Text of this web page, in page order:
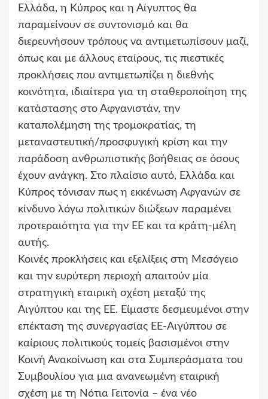
Ελλάδα, η Κύπρος και η Αίγυπτος θα
παραμείνουν σε συντονισμό και θα
διερευνήσουν τρόπους να αντιμετωπίσουν μαζί,
όπως και με άλλους εταίρους, τις πιεστικές
προκλήσεις που αντιμετωπίζει η διεθνής
κοινότητα, ιδιαίτερα για τη σταθεροποίηση της
κατάστασης στο Αφγανιστάν, την
καταπολέμηση της τρομοκρατίας, τη
μεταναστευτική/προσφυγική κρίση και την
παράδοση ανθρωπιστικής βοήθειας σε όσους
έχουν ανάγκη. Στο πλαίσιο αυτό, Ελλάδα και
Κύπρος τόνισαν πως η εκκένωση Αφγανών σε
κίνδυνο λόγω πολιτικών διώξεων παραμένει
προτεραιότητα για την ΕΕ και τα κράτη-μέλη
αυτής.
Κοινές προκλήσεις και εξελίξεις στη Μεσόγειο
και την ευρύτερη περιοχή απαιτούν μία
στρατηγική εταιρική σχέση μεταξύ της
Αιγύπτου και της ΕΕ. Είμαστε δεσμευμένοι στην
επέκταση της συνεργασίας ΕΕ-Αιγύπτου σε
καίριους πολιτικούς τομείς βασισμένοι στην
Κοινή Ανακοίνωση και στα Συμπεράσματα του
Συμβουλίου για μια ανανεωμένη εταιρική
σχέση με τη Νότια Γειτονία – ένα νέο